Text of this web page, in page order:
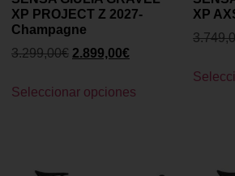
XP PROJECT Z 2027-
Champagne
3.299,00€ 2.899,00€
Seleccionar opciones
XP